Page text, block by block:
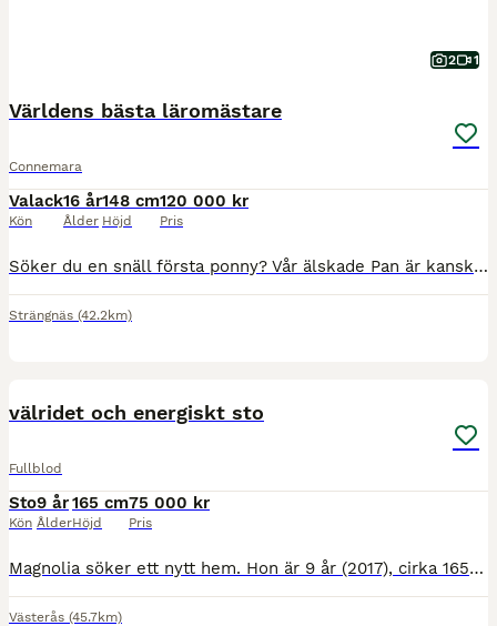
2 1
Världens bästa läromästare
Connemara
Valack
Kön
16 år
Ålder
148 cm
Höjd
120 000 kr
Pris
Söker du en snäll första ponny? Vår älskade Pan är kanske just det. Han är världens följsammaste D-ponny. Du får en häst som blir din bästa vän och följer dig i allt så som lasta sig själv, älska hovs
Strängnäs (42.2km)
välridet och energiskt sto
Fullblod
Sto
Kön
9 år
Ålder
165 cm
Höjd
75 000 kr
Pris
Magnolia söker ett nytt hem. Hon är 9 år (2017), cirka 165 cm mankhöjd och har gått på galoppbanan som 2-4-åring. Hon kan lättare galoppombyten och hoppa på lättare nivå. Hon är välriden, har hoppat t
Västerås (45.7km)